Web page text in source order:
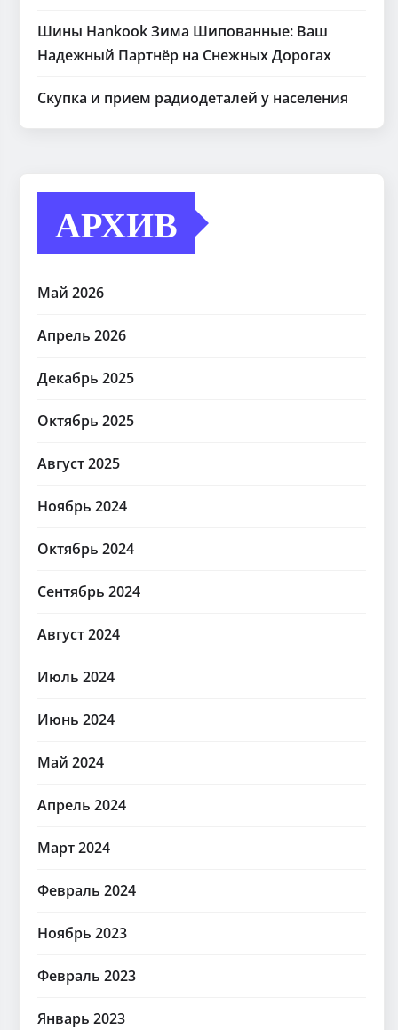
Шины Hankook Зима Шипованные: Ваш
Надежный Партнёр на Снежных Дорогах
Скупка и прием радиодеталей у населения
АРХИВ
Май 2026
Апрель 2026
Декабрь 2025
Октябрь 2025
Август 2025
Ноябрь 2024
Октябрь 2024
Сентябрь 2024
Август 2024
Июль 2024
Июнь 2024
Май 2024
Апрель 2024
Март 2024
Февраль 2024
Ноябрь 2023
Февраль 2023
Январь 2023